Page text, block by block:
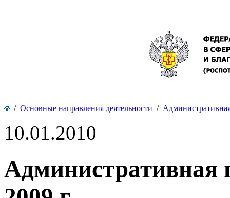
/ Основные направления деятельности /
10.01.2010
Административная